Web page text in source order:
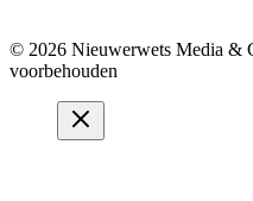
© 2026 Nieuwerwets Media &
voorbehouden